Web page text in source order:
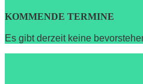
KOMMENDE TERMINE
Es gibt derzeit keine